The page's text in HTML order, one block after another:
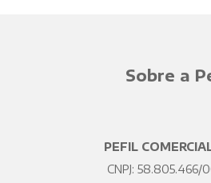
Sobre a
PEFIL
CNPJ: 58.805.466/